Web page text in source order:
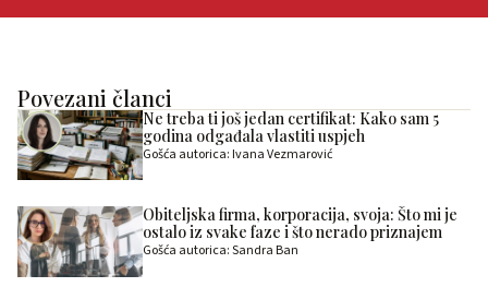
Povezani članci
Ne treba ti još jedan certifikat: Kako sam 5
godina odgađala vlastiti uspjeh
Gošća autorica: Ivana Vezmarović
Obiteljska firma, korporacija, svoja: Što mi je
ostalo iz svake faze i što nerado priznajem
Gošća autorica: Sandra Ban